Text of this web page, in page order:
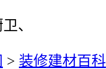
、
> 装修建材百科